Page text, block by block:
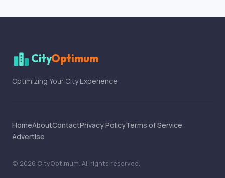
CityOptimum
Optimizing Your City Experience
HomeAboutContactPrivacy PolicyTerms of Service
Advertise
© 2026 CityOptimum. All rights reserved.